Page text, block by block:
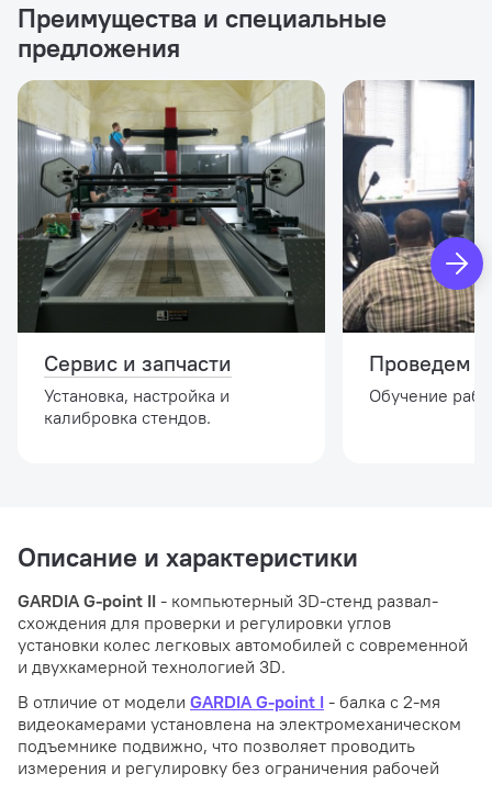
Преимущества и специальные
предложения
Сервис и запчасти
Установка, настройка и
калибровка стендов.
Проведем
Обучение
Описание и характеристики
GARDIA G-point II - компьютерный 3D-стенд развал-
схождения для проверки и регулировки углов
установки колес легковых автомобилей с современной
и двухкамерной технологией 3D.
В отличие от модели GARDIA G-point I - балка с 2-мя
видеокамерами установлена на электромеханическом
подъемнике подвижно, что позволяет проводить
измерения и регулировку без ограничения рабочей